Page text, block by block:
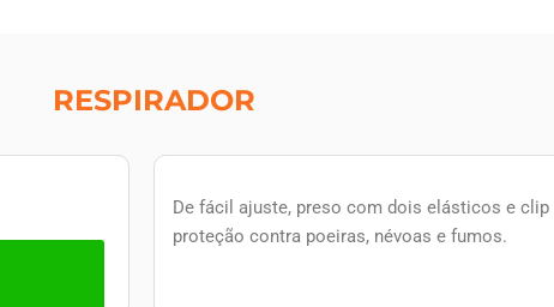
RESPIRADOR
De fácil ajuste, preso com dois elásticos e
proteção contra poeiras, névoas e fumos.